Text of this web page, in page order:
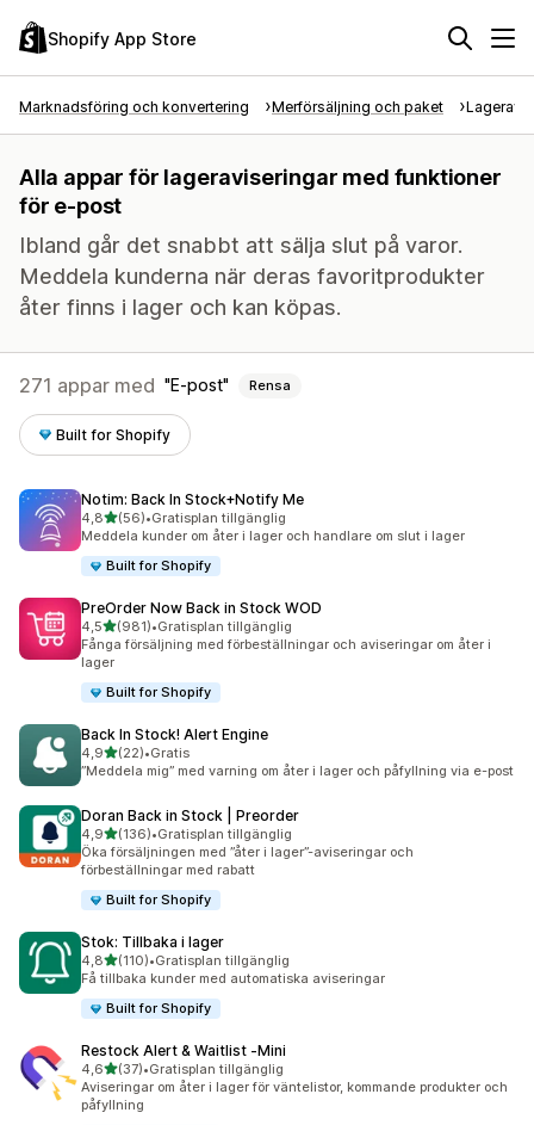
Shopify App Store
Marknadsföring och konvertering Merförsäljning och paket
Alla appar för lageraviseringar med funktioner
för e-post
Ibland går det snabbt att sälja slut på varor.
Meddela kunderna när deras favoritprodukter
åter finns i lager och kan köpas.
271 appar med E-post Rensa
Built for Shopify
Notim: Back In Stock+Notify Me
4,8av 5 stjärnor
(56)
56 recensioner totalt
•Gratisplan tillgänglig
Meddela kunder om åter i lager och handlare om slut i lager
Built for Shopify
PreOrder Now Back in Stock WOD
4,5av 5 stjärnor
(981)
981 recensioner totalt
•Gratisplan tillgänglig
Fånga försäljning med förbeställningar och aviseringar om åter i
lager
Built for Shopify
Back In Stock! Alert Engine
4,9av 5 stjärnor
(22)
22 recensioner totalt
•Gratis
”Meddela mig” med varning om åter i lager och påfyllning via e-post
Doran Back in Stock | Preorder
4,9av 5 stjärnor
(136)
136 recensioner totalt
•Gratisplan tillgänglig
Öka försäljningen med ”åter i lager”-aviseringar och
förbeställningar med rabatt
Built for Shopify
Stok: Tillbaka i lager
4,8av 5 stjärnor
(110)
110 recensioner totalt
•Gratisplan tillgänglig
Få tillbaka kunder med automatiska aviseringar
Built for Shopify
Restock Alert & Waitlist ‑Mini
4,6av 5 stjärnor
(37)
37 recensioner totalt
•Gratisplan tillgänglig
Aviseringar om åter i lager för väntelistor, kommande produkter och
påfyllning